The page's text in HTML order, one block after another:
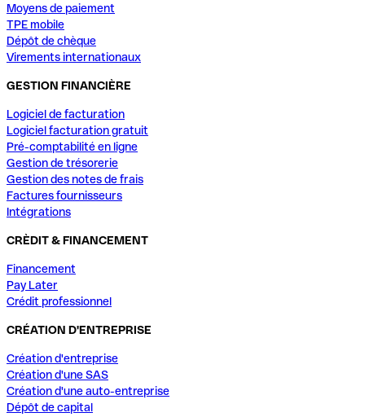
Moyens de paiement
TPE mobile
Dépôt de chèque
Virements internationaux
GESTION FINANCIÈRE
Logiciel de facturation
Logiciel facturation gratuit
Pré-comptabilité en ligne
Gestion de trésorerie
Gestion des notes de frais
Factures fournisseurs
Intégrations
CRÈDIT & FINANCEMENT
Financement
Pay Later
Crédit professionnel
CRÉATION D'ENTREPRISE
Création d'entreprise
Création d'une SAS
Création d'une auto-entreprise
Dépôt de capital